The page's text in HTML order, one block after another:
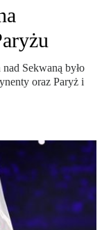
Sekwaną było
oraz Paryż i